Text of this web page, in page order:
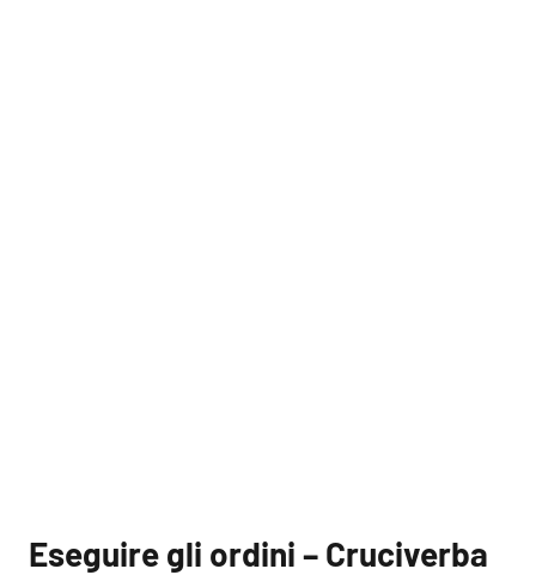
Eseguire gli ordini – Cruciverba